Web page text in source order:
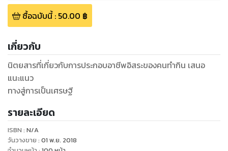
ซื้อฉบับนี้: 50.00 ฿
เกี่ยวกับ
นิตยสารที่เกี่ยวกับการประกอบอาชีพอิสระของคนทำกิน เสนอ
แนะแนว
ทางสู่การเป็นเศรษฐี
รายละเอียด
ISBN : N/A
วันวางขาย : 01 พ.ย. 2018